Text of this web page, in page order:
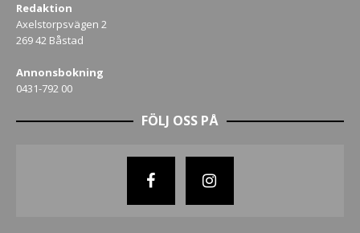
Redaktion
Axelstorpsvägen 2
269 42 Båstad
Annonsbokning
0431-792 00
FÖLJ OSS PÅ